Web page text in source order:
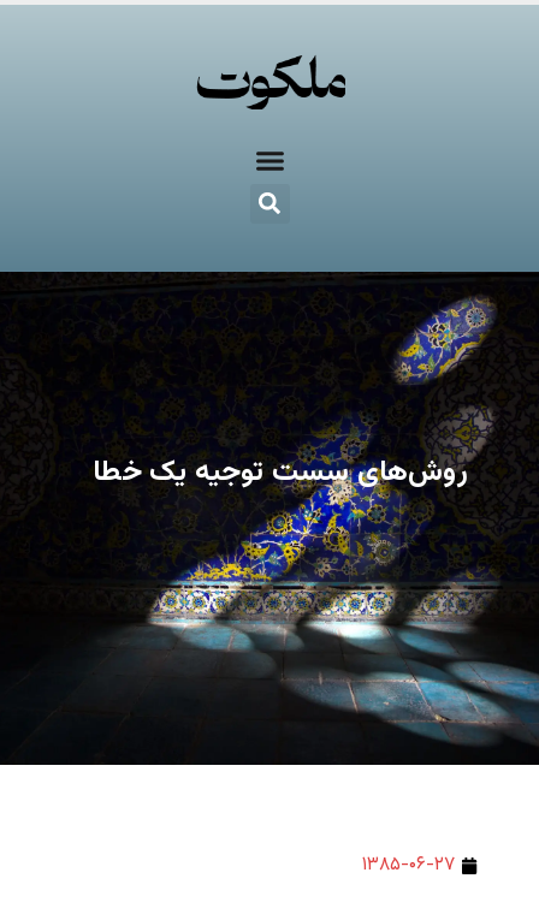
روش‌های سست توجیه یک خطا
۱۳۸۵-۰۶-۲۷